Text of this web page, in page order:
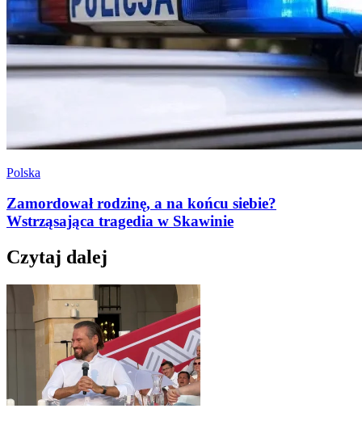
Polska
Zamordował rodzinę, a na końcu siebie?
Wstrząsająca tragedia w Skawinie
Czytaj dalej